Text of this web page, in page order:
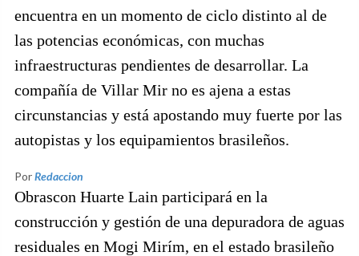
encuentra en un momento de ciclo distinto al de
las potencias económicas, con muchas
infraestructuras pendientes de desarrollar. La
compañía de Villar Mir no es ajena a estas
circunstancias y está apostando muy fuerte por las
autopistas y los equipamientos brasileños.
PorRedaccion
Obrascon Huarte Lain participará en la
construcción y gestión de una depuradora de aguas
residuales en Mogi Mirím, en el estado brasileño